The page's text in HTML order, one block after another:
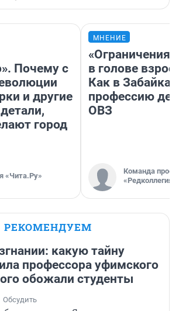
Почему с
и другие
город
«Чита.Ру»
МНЕНИЕ
«Ограничения
в голове
Как в
профессию
ОВЗ
Команда
«Редколлегия»
РЕКОМЕНДУЕМ
какую тайну
профессора уфимского
обожали студенты
Обсудить